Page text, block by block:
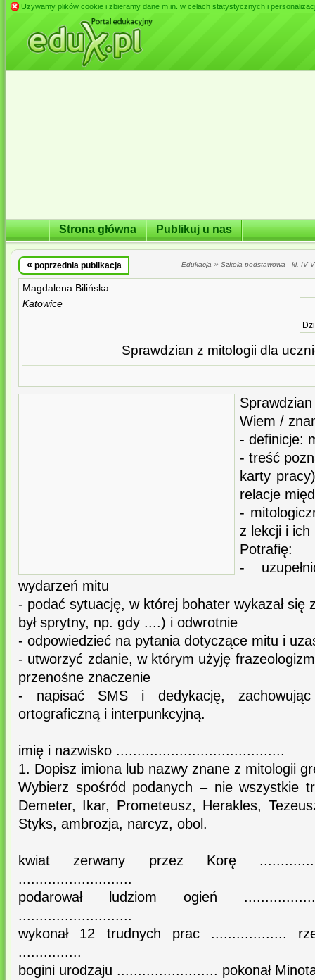
Używamy plików cookie i zbieramy dane m.in. w celach statystycznych i
Strona główna Publikuj u nas
« poprzednia publikacja Edukacja » Szkoła podstawowa - kl. IV-
Magdalena Bilińska
Katowice
Sprawdzian z mitologii dla
Wiem /
- definicje:
- treść
karty
relacje
-
z lekcji i
Potrafię:
-
wydarzeń mitu
- podać sytuację, w której bohater wykazał się
był sprytny, np. gdy ....) i odwrotnie
- odpowiedzieć na pytania dotyczące mitu i
- utworzyć zdanie, w którym użyję
przenośne znaczenie
- napisać SMS i dedykację, zachowując
ortograficzną i interpunkcyjną.
imię i nazwisko ........................................
1. Dopisz imiona lub nazwy znane z mitologii
Wybierz spośród podanych – nie wszystkie
Demeter, Ikar, Prometeusz, Herakles,
Styks, ambrozja, narcyz, obol.
kwiat zerwany przez Korę
...........................
podarował ludziom ogień
...........................
wykonał 12 trudnych prac ..................
...............
bogini urodzaju ........................ pokonał